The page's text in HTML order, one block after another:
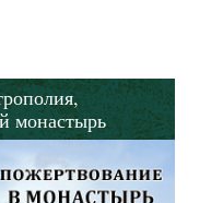
монастырь